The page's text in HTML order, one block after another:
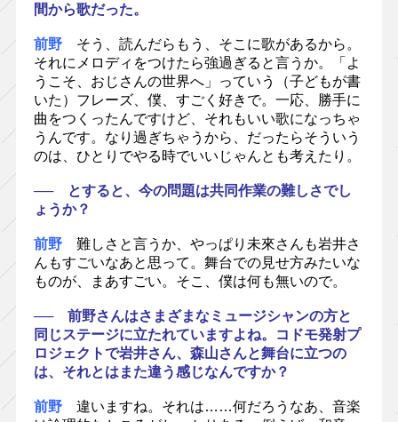
間から歌だった。
前野そう、読んだらもう、そこに歌があるから。
それにメロディをつけたら強過ぎると言うか。「よ
うこそ、おじさんの世界へ」っていう（子どもが書
いた）フレーズ、僕、すごく好きで。一応、勝手に
曲をつくったんですけど、それもいい歌になっちゃ
うんです。なり過ぎちゃうから、だったらそういう
のは、ひとりでやる時でいいじゃんとも考えたり。
── とすると、今の問題は共同作業の難しさでし
ょうか？
前野難しさと言うか、やっぱり未來さんも岩井さ
んもすごいなあと思って。舞台での見せ方みたいな
ものが、まあすごい。そこ、僕は何も無いので。
── 前野さんはさまざまなミュージシャンの方と
同じステージに立たれていますよね。コドモ発射プ
ロジェクトで岩井さん、森山さんと舞台に立つの
は、それとはまた違う感じなんですか？
前野違いますね。それは……何だろうなあ、音楽